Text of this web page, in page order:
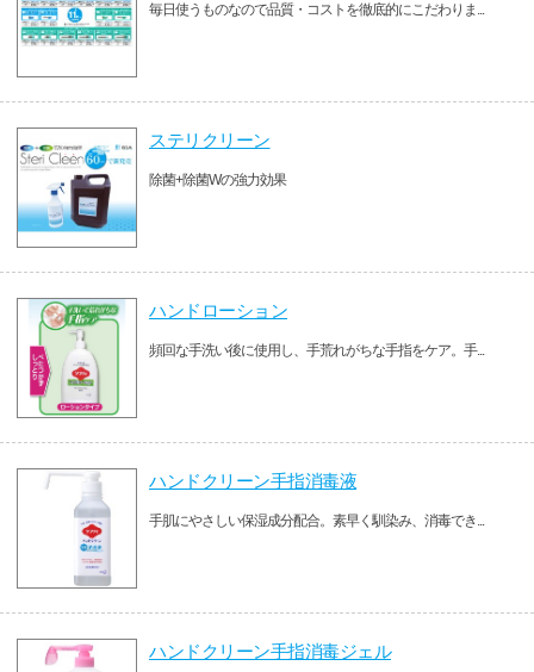
毎日使うものなので品質・コストを徹底的にこだわりま...
ステリクリーン
除菌+除菌Wの強力効果
ハンドローション
頻回な手洗い後に使用し、手荒れがちな手指をケア。手...
ハンドクリーン手指消毒液
手肌にやさしい保湿成分配合。素早く馴染み、消毒でき...
ハンドクリーン手指消毒ジェル